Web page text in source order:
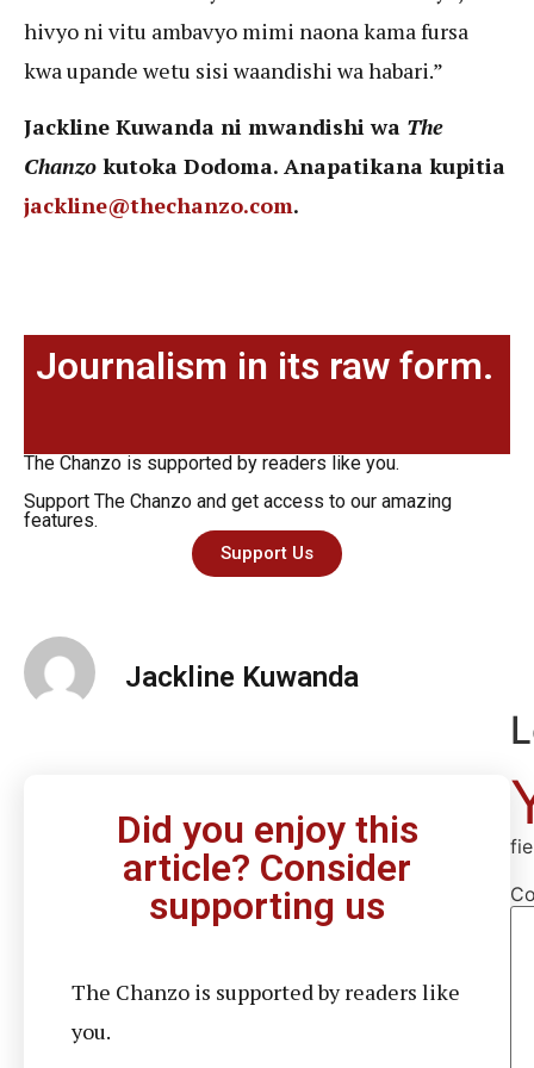
hivyo ni vitu ambavyo mimi naona kama fursa
kwa upande wetu sisi waandishi wa habari.”
Jackline Kuwanda ni mwandishi wa The
Chanzo kutoka Dodoma. Anapatikana kupitia
jackline@thechanzo.com.
Journalism in its raw form.
The Chanzo is supported by readers like you.
Support The Chanzo and get access to our amazing
features.
Support Us
Jackline Kuwanda
Did you enjoy this
article? Consider
supporting us
The Chanzo is supported by readers like
you.